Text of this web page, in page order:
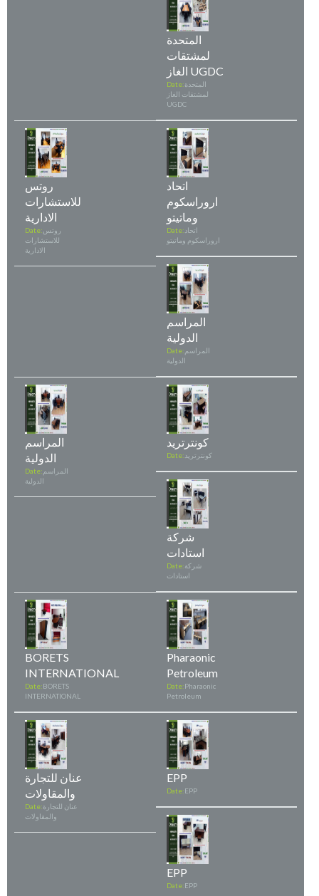
المتحدة
لمشتقات
الغاز UGDC
Date:المتحدة
لمشتقات الغاز
UGDC
روتس
للاستشارات
الادارية
Date:روتس
للاستشارات
الادارية
اتحاد
اروراسكوم
وماتيتو
Date: اتحاد
اروراسكوم وماتيتو
المراسم
الدولية
Date: المراسم
الدولية
المراسم
الدولية
Date: المراسم
الدولية
كونترتريد
Date: كونترتريد
شركة
استادات
Date:شركة
استادات
BORETS
INTERNATIONAL
Date:BORETS
INTERNATIONAL
Pharaonic
Petroleum
Date:Pharaonic
Petroleum
عنان للتجارة
والمقاولات
Date:عنان للتجارة
والمقاولات
EPP
Date:EPP
EPP
Date:EPP